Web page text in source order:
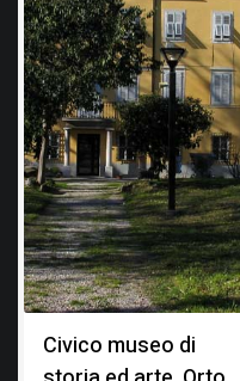
Civico museo di